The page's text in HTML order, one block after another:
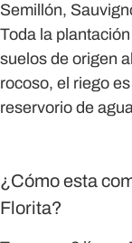
Semillón,
Toda la
suelos de origen
rocoso, el riego
reservorio de
¿Cómo esta
Florita?